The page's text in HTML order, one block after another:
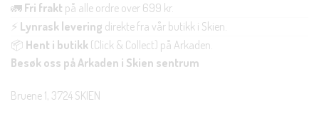
🚛 Fri frakt på alle ordre over 699 kr.
⚡ Lynrask levering direkte fra vår butikk i Skien.
📦 Hent i butikk (Click & Collect) på Arkaden.
Besøk oss på Arkaden i Skien sentrum
Bruene 1, 3724 SKIEN